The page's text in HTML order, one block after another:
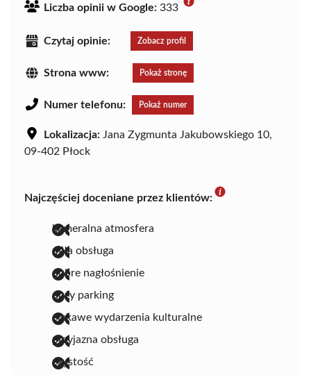
Liczba opinii w Google: 333
Czytaj opinie: Zobacz profil
Strona www: Pokaż stronę
Numer telefonu: Pokaż numer
Lokalizacja: Jana Zygmunta Jakubowskiego 10,
09-402 Płock
Najczęściej doceniane przez klientów:
kameralna atmosfera
miła obsługa
dobre nagłośnienie
duży parking
ciekawe wydarzenia kulturalne
przyjazna obsługa
czystość